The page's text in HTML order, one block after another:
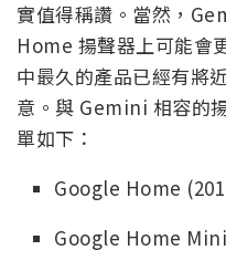
實值得稱讚。當然，
Home 揚聲器上可能會
中最久的產品已經有將
意。與 Gemini 相容的
單如下：
Google Home
Google Home